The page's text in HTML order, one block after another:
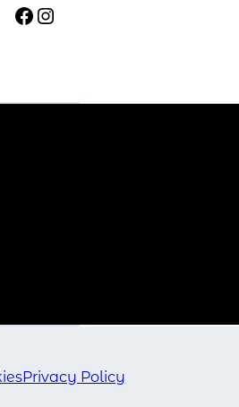
Facebook
Instagram
Privacy Policy